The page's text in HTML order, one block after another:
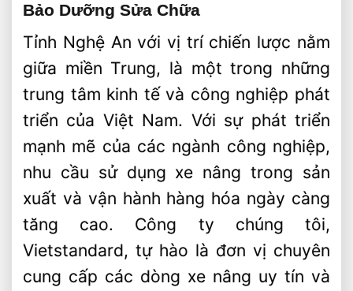
Bảo Dưỡng Sửa Chữa
Tỉnh Nghệ An với vị trí chiến lược nằm
giữa miền Trung, là một trong những
trung tâm kinh tế và công nghiệp phát
triển của Việt Nam. Với sự phát triển
mạnh mẽ của các ngành công nghiệp,
nhu cầu sử dụng xe nâng trong sản
xuất và vận hành hàng hóa ngày càng
tăng cao. Công ty chúng tôi,
Vietstandard, tự hào là đơn vị chuyên
cung cấp các dòng xe nâng uy tín và